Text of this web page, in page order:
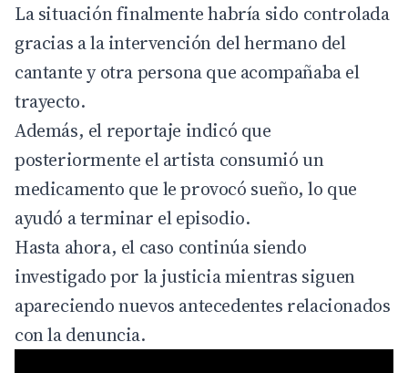
La situación finalmente habría sido controlada
gracias a la intervención del hermano del
cantante y otra persona que acompañaba el
trayecto.
Además, el reportaje indicó que
posteriormente el artista consumió un
medicamento que le provocó sueño, lo que
ayudó a terminar el episodio.
Hasta ahora, el caso continúa siendo
investigado por la justicia mientras siguen
apareciendo nuevos antecedentes relacionados
con la denuncia.